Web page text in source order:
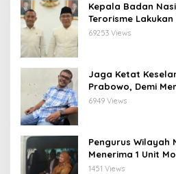
Kepala Badan
Terorisme
Ketua Pengurus
69253 Views
Jaga Ketat
Prabowo, Demi
Menjadi Macan Asia
6949 Views
Pengurus Wilayah
Menerima 1 Unit
Bandar Lampung
1451 Views